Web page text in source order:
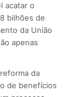
acatar o
bilhões de
da União
apenas
da
de benefícios